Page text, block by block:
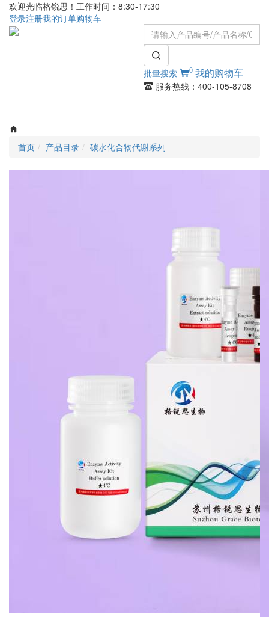
欢迎光临格锐思！工作时间：8:30-17:30
登录注册我的订单购物车
批量搜索 0 我的购物车
服务热线：400-105-8708
首页 产品目录 碳水化合物代谢系列